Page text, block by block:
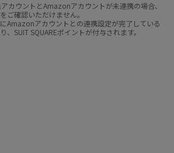
カウントとAmazonアカウントが未連携の場合、
ご確認いただけません。
Amazonアカウントとの連携設定が完了している
、SUIT SQUAREポイントが付与されます。